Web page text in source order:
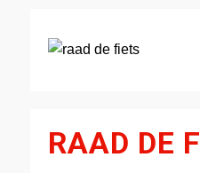
RAAD DE